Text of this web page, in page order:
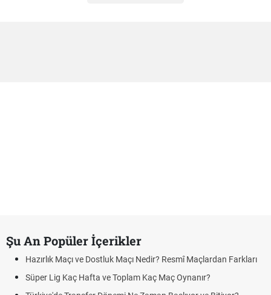
Şu An Popüler İçerikler
Hazırlık Maçı ve Dostluk Maçı Nedir? Resmî Maçlardan Farkları
Süper Lig Kaç Hafta ve Toplam Kaç Maç Oynanır?